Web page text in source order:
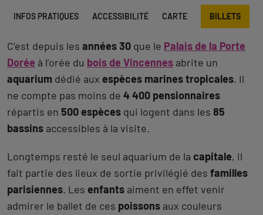
INFOS PRATIQUES ACCESSIBILITÉ CARTE BILLETS
C’est depuis les années 30 que le Palais de la Porte
Dorée à l’orée du bois de Vincennes abrite un
aquarium dédié aux espèces marines tropicales. Il
ne compte pas moins de 4 400 pensionnaires
répartis en 500 espèces qui logent dans les 85
bassins accessibles à la visite.
Longtemps resté le seul aquarium de la capitale, il
fait partie des lieux de sortie privilégié des familles
parisiennes. Les enfants aiment en effet venir
admirer le ballet de ces poissons aux couleurs